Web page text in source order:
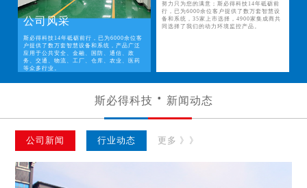
公司风采
斯必得科技14年砥砺前行，已为6000余位客
户提供了数万套智慧设备和系统，产品广泛
应用于公共安全、金融、国防、通信、政
务、交通、物流、工厂、仓库、农业、医药
等众多行业。
努力只为您的满意；斯必得科技14年砥砺前
行，已为6000余位客户提供了数万套智慧设
备和系统，35家上市选择，4900家集成商共
同选择了我们的动力环境监控产品。
斯必得科技 新闻动态
公司新闻 行业动态 更多 》》